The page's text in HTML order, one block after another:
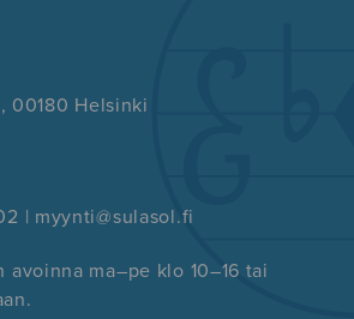
00180 Helsinki
| myynti@sulasol.fi
avoinna ma–pe klo 10–16 tai